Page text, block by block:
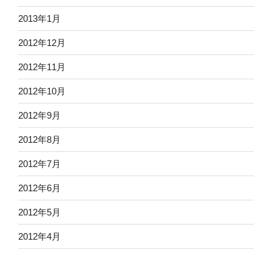
2013年1月
2012年12月
2012年11月
2012年10月
2012年9月
2012年8月
2012年7月
2012年6月
2012年5月
2012年4月